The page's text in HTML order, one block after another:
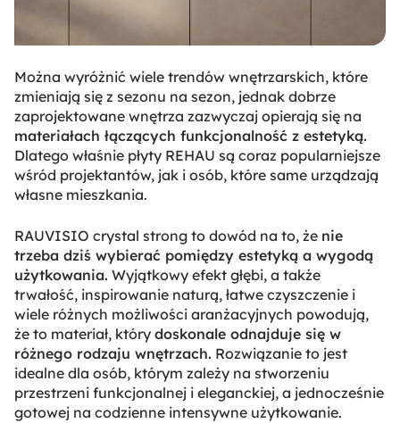
Można wyróżnić wiele trendów wnętrzarskich, które
zmieniają się z sezonu na sezon, jednak dobrze
zaprojektowane wnętrza zazwyczaj opierają się na
materiałach łączących funkcjonalność z estetyką.
Dlatego właśnie płyty REHAU są coraz popularniejsze
wśród projektantów, jak i osób, które same urządzają
własne mieszkania.
RAUVISIO crystal strong to dowód na to, że nie
trzeba dziś wybierać pomiędzy estetyką a wygodą
użytkowania. Wyjątkowy efekt głębi, a także
trwałość, inspirowanie naturą, łatwe czyszczenie i
wiele różnych możliwości aranżacyjnych powodują,
że to materiał, który doskonale odnajduje się w
różnego rodzaju wnętrzach. Rozwiązanie to jest
idealne dla osób, którym zależy na stworzeniu
przestrzeni funkcjonalnej i eleganckiej, a jednocześnie
gotowej na codzienne intensywne użytkowanie.